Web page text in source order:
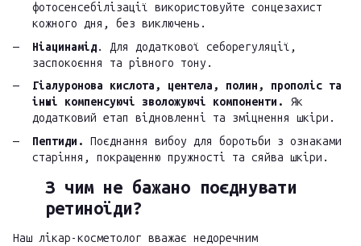
фотосенсебілізації використовуйте сонцезахист
кожного дня, без виключень.
Ніацинамід. Для додаткової себорегуляції,
заспокоєння та рівного тону.
Гіалуронова кислота, центела, полин, прополіс та
інші компенсуючі зволожуючі компоненти. Як
додатковий етап відновленні та зміцнення шкіри.
Пептиди. Поєднання вибоу для боротьби з ознаками
старіння, покращенню пружності та сяйва шкіри.
З чим не бажано поєднувати
ретиноїди?
Наш лікар-косметолог вважає недоречним